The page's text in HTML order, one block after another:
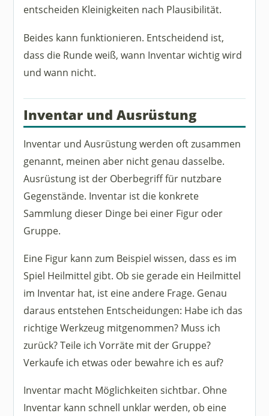
entscheiden Kleinigkeiten nach Plausibilität.
Beides kann funktionieren. Entscheidend ist,
dass die Runde weiß, wann Inventar wichtig wird
und wann nicht.
Inventar und Ausrüstung
Inventar und Ausrüstung werden oft zusammen
genannt, meinen aber nicht genau dasselbe.
Ausrüstung ist der Oberbegriff für nutzbare
Gegenstände. Inventar ist die konkrete
Sammlung dieser Dinge bei einer Figur oder
Gruppe.
Eine Figur kann zum Beispiel wissen, dass es im
Spiel Heilmittel gibt. Ob sie gerade ein Heilmittel
im Inventar hat, ist eine andere Frage. Genau
daraus entstehen Entscheidungen: Habe ich das
richtige Werkzeug mitgenommen? Muss ich
zurück? Teile ich Vorräte mit der Gruppe?
Verkaufe ich etwas oder bewahre ich es auf?
Inventar macht Möglichkeiten sichtbar. Ohne
Inventar kann schnell unklar werden, ob eine